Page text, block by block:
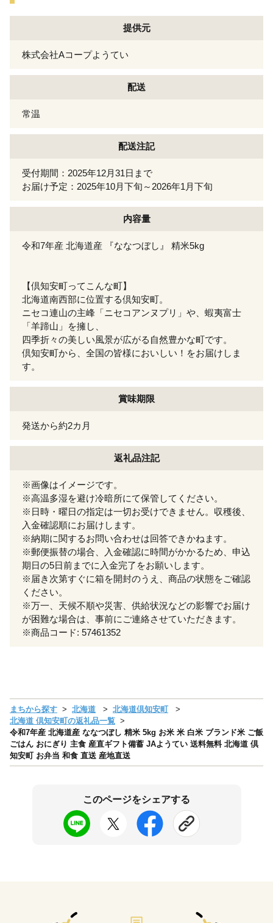
提供元
株式会社Aコープようてい
配送
常温
配送注記
受付期間：2025年12月31日まで
お届け予定：2025年10月下旬～2026年1月下旬
内容量
令和7年産 北海道産 『ななつぼし』 精米5kg
【倶知安町ってこんな町】
北海道南西部に位置する倶知安町。
ニセコ連山の主峰「ニセコアンヌプリ」や、蝦夷富士
「羊蹄山」を擁し、
四季折々の美しい風景が広がる自然豊かな町です。
倶知安町から、全国の皆様においしい！をお届けしま
す。
賞味期限
発送から約2カ月
返礼品注記
※画像はイメージです。
※高温多湿を避け冷暗所にて保管してください。
※日時・曜日の指定は一切お受けできません。収穫後、
入金確認順にお届けします。
※納期に関するお問い合わせは回答できかねます。
※郵便振替の場合、入金確認に時間がかかるため、申込
期日の5日前までに入金完了をお願いします。
※届き次第すぐに箱を開封のうえ、商品の状態をご確認
ください。
※万一、天候不順や災害、供給状況などの影響でお届け
が困難な場合は、事前にご連絡させていただきます。
※商品コード: 57461352
まちから探す 北海道
北海道倶知安町
北海道 倶知安町の返礼品一覧
令和7年産 北海道産 ななつぼし 精米 5kg お米 米 白米 ブランド米 ご飯
ごはん おにぎり 主食 産直ギフト備蓄 JAようてい 送料無料 北海道 倶
知安町 お弁当 和食 直送 産地直送
このページをシェアする